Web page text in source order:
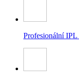
Profesionální